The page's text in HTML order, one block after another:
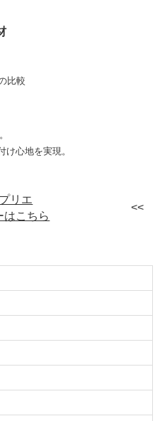
比較
け心地を実現。
リエ
はこちら